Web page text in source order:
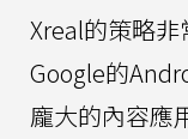
Xreal的策略
Google的
龐大的內容應